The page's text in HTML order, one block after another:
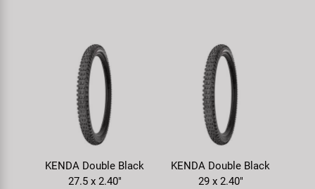
KENDA Double Black
27.5 x 2.40"
KENDA Double Black
29 x 2.40"